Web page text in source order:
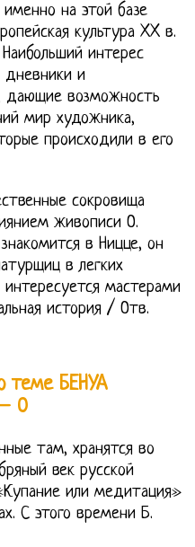
на этой базе
культура XX в.
интерес
дневники и
дающие возможность
мир художника,
происходили в его
сокровища
живописи О.
в Ницце, он
в легких
мастерами
история / Отв.
теме БЕНУА
0
там, хранятся во
век русской
или медитация»
С этого времени Б.